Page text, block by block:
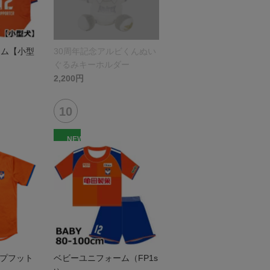
【小型
30周年記念アルビくんぬい
ぐるみキーホルダー
2,200円
フット
NEW
ベビーユニフォーム（FP1s